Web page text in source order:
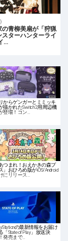
の青柳美扇が「狩猟
ターハンターライ
…
からゲンガーとミミッキ
描かれたSwitch 2用周辺機
登場！コン…
あつまれ！おえかきの森プ
」おひろめ版がiOS/Android
にリリース…
の最新情報をお届け
「State of Play」放送決
発売まで…